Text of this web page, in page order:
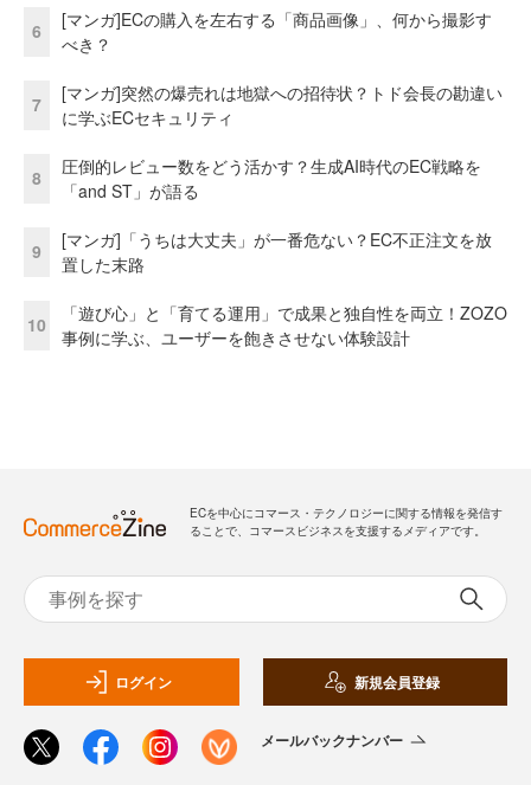
6
[マンガ]ECの購入を左右する「商品画像」、何から撮影す
べき？
7
[マンガ]突然の爆売れは地獄への招待状？トド会長の勘違い
に学ぶECセキュリティ
8
圧倒的レビュー数をどう活かす？生成AI時代のEC戦略を
「and ST」が語る
9
[マンガ]「うちは大丈夫」が一番危ない？EC不正注文を放
置した末路
10
「遊び心」と「育てる運用」で成果と独自性を両立！ZOZO
事例に学ぶ、ユーザーを飽きさせない体験設計
ECを中心にコマース・テクノロジーに関する情報を発信す
ることで、コマースビジネスを支援するメディアです。
ログイン 新規会員登録
メールバックナンバー